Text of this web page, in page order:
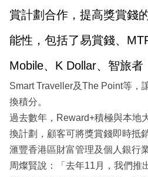
賞計劃合作，提高獎賞錢
能性，包括了易賞錢、
Mobile、K Dollar、智旅者
Smart Traveller及The Point等，
換積分。
過去數年，Reward+積極與本地
換計劃，顧客可將獎賞錢即時抵
滙豐香港區財富管理及個人銀行
周燦賢說：「去年11月，我們推